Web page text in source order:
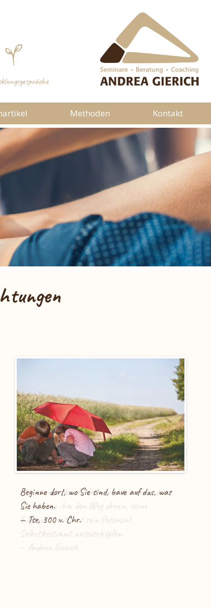
Methoden Kontakt
Beginne dort, wo Sie sind, baue auf das, was
Sie haben.
— Tse, 300 v. Chr.